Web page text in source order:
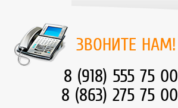
ЗВОНИТЕ НАМ!
8 (918) 555 75 00
8 (863) 275 75 00